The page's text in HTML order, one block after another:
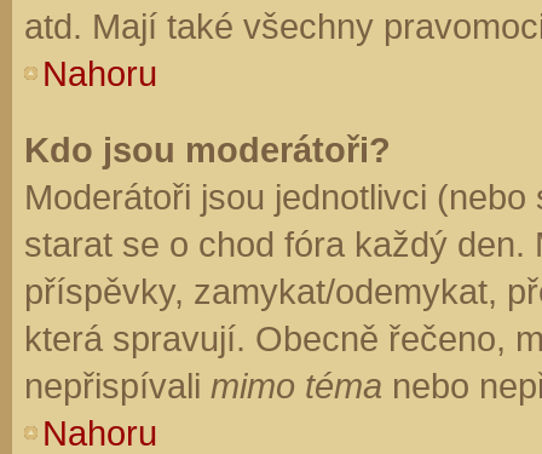
atd. Mají také všechny
Nahoru
Kdo jsou moderátoři?
Moderátoři jsou jednotlivci
starat se o chod fóra každý
příspěvky, zamykat/odemykat,
která spravují. Obecně řečeno,
nepřispívali mimo téma nebo
Nahoru